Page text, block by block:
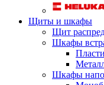
Щиты и шкафы
Щит
Шкафы
Шкафы